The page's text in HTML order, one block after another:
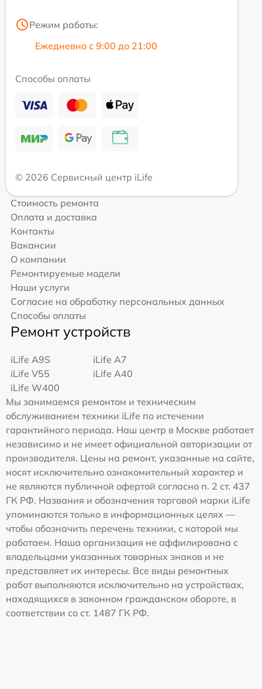
Режим работы:
Ежедневно с 9:00 до 21:00
Способы оплаты
© 2026 Сервисный центр iLife
Стоимость ремонта
Оплата и доставка
Контакты
Вакансии
О компании
Ремонтируемые модели
Наши услуги
Согласие на обработку персональных данных
Способы оплаты
Ремонт устройств
iLife A9S
iLife A7
iLife V55
iLife A40
iLife W400
Мы занимаемся ремонтом и техническим
обслуживанием техники iLife по истечении
гарантийного периода. Наш центр в Москве работает
независимо и не имеет официальной авторизации от
производителя. Цены на ремонт, указанные на сайте,
носят исключительно ознакомительный характер и
не являются публичной офертой согласно п. 2 ст. 437
ГК РФ. Названия и обозначения торговой марки iLife
упоминаются только в информационных целях —
чтобы обозначить перечень техники, с которой мы
работаем. Наша организация не аффилирована с
владельцами указанных товарных знаков и не
представляет их интересы. Все виды ремонтных
работ выполняются исключительно на устройствах,
находящихся в законном гражданском обороте, в
соответствии со ст. 1487 ГК РФ.